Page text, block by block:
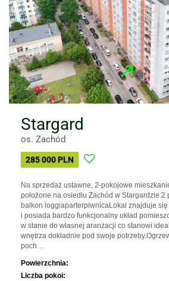
Stargard
os. Zachód
285 000 PLN
Na sprzedaż ustawne, 2-pokojowe
położone na osiedlu Zachód w Stargardzie.2
balkon loggiaparterpiwnicaLokal znajduje
i posiada bardzo funkcjonalny układ
w stanie do własnej aranżacji co stanowi
wnętrza dokładnie pod swoje
poch…
Powierzchnia:
Liczba pokoi: